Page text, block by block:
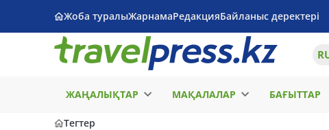
Жоба туралыЖарнамаРедакцияБайланыс деректері
ЖАҢАЛЫҚТАР МАҚАЛАЛАР БАҒЫТТАР
Тегтер